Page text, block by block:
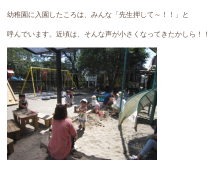
幼稚園に入園したころは、みんな「先生押して～！！」と
呼んでいます。近頃は、そんな声が小さくなってきたかしら！！